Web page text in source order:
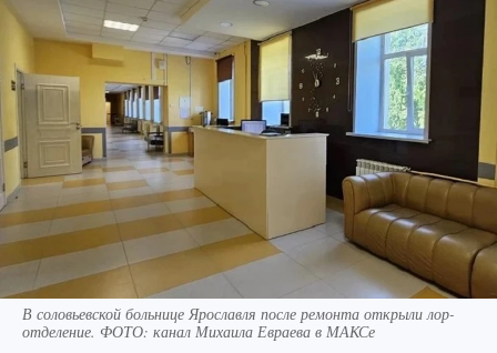
В соловьевской больнице Ярославля после ремонта открыли лор-
отделение. ФОТО: канал Михаила Евраева в МАКСе